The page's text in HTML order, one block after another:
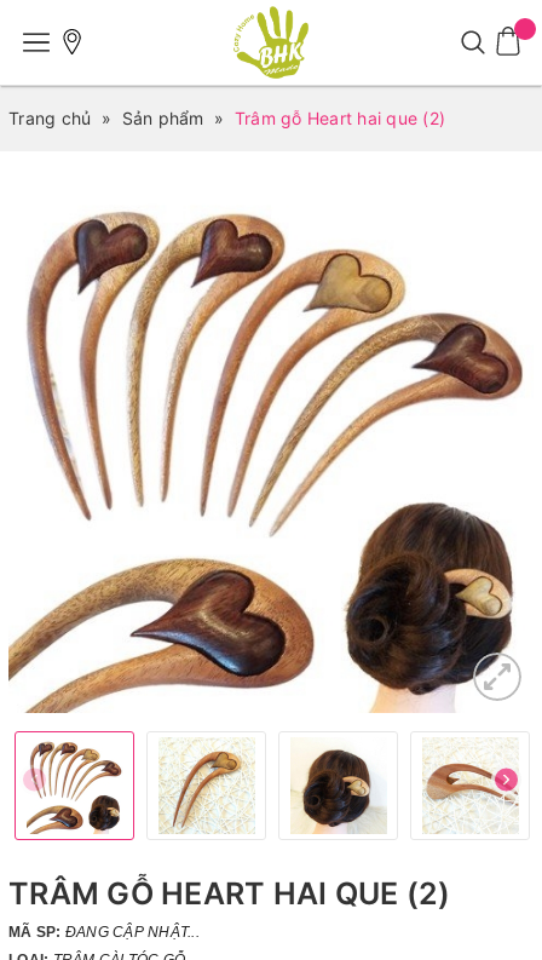
Trang chủ » Sản phẩm » Trâm gỗ Heart hai que (2)
TRÂM GỖ HEART HAI QUE (2)
MÃ SP: ĐANG CẬP NHẬT...